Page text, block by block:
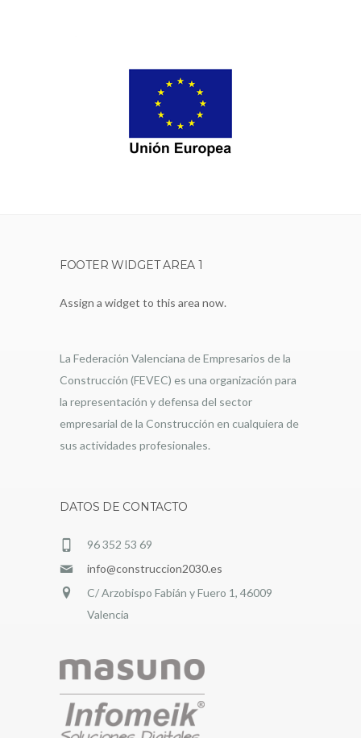
FOOTER WIDGET AREA 1
Assign a widget to this area now.
La Federación Valenciana de Empresarios de la
Construcción (FEVEC) es una organización para
la representación y defensa del sector
empresarial de la Construcción en cualquiera de
sus actividades profesionales.
DATOS DE CONTACTO
96 352 53 69
info@construccion2030.es
C/ Arzobispo Fabián y Fuero 1, 46009
Valencia